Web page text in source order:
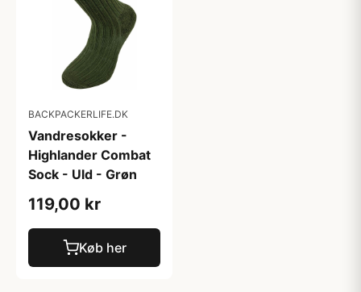
BACKPACKERLIFE.DK
Vandresokker -
Highlander Combat
Sock - Uld - Grøn
119,00 kr
Køb her